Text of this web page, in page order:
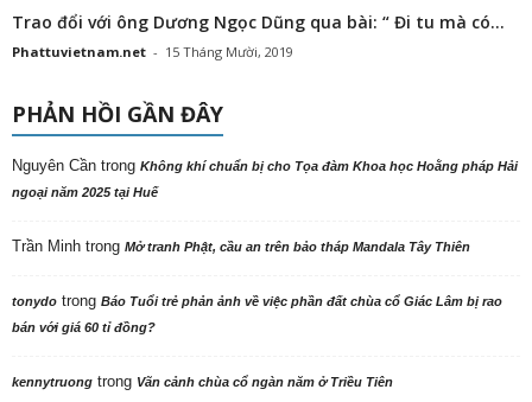
Trao đổi với ông Dương Ngọc Dũng qua bài: “ Đi tu mà có...
Phattuvietnam.net - 15 Tháng Mười, 2019
PHẢN HỒI GẦN ĐÂY
Nguyên Cần trong Không khí chuẩn bị cho Tọa đàm Khoa học Hoằng pháp Hải
ngoại năm 2025 tại Huế
Trần Minh trong Mở tranh Phật, cầu an trên bảo tháp Mandala Tây Thiên
tonydo trong Báo Tuổi trẻ phản ảnh về việc phần đất chùa cổ Giác Lâm bị rao
bán với giá 60 tỉ đồng?
kennytruong trong Vãn cảnh chùa cổ ngàn năm ở Triều Tiên